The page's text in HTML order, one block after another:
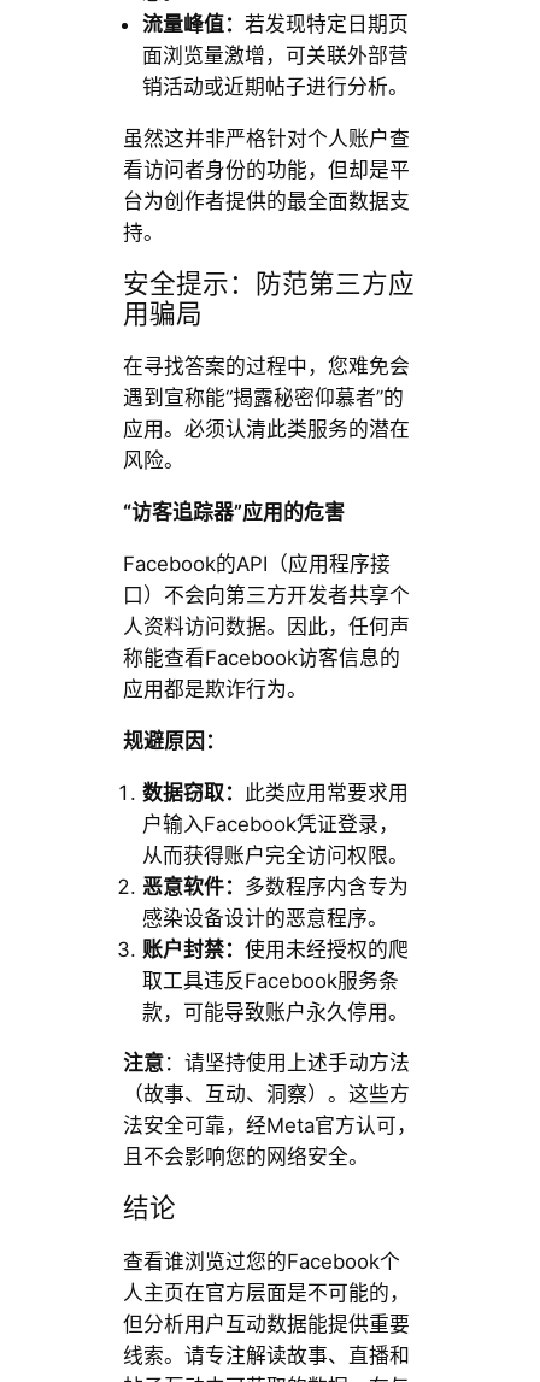
流量峰值： 若发现特定日期页
面浏览量激增，可关联外部营
销活动或近期帖子进行分析。
虽然这并非严格针对个人账户查
看访问者身份的功能，但却是平
台为创作者提供的最全面数据支
持。
安全提示：防范第三方应
用骗局
在寻找答案的过程中，您难免会
遇到宣称能“揭露秘密仰慕者”的
应用。必须认清此类服务的潜在
风险。
“访客追踪器”应用的危害
Facebook的API（应用程序接
口）不会向第三方开发者共享个
人资料访问数据。因此，任何声
称能查看Facebook访客信息的
应用都是欺诈行为。
规避原因：
数据窃取：
此类应用常要求用
户输入Facebook凭证登录，
从而获得账户完全访问权限。
恶意软件： 多数程序内含专为
感染设备设计的恶意程序。
账户封禁： 使用未经授权的爬
取工具违反Facebook服务条
款，可能导致账户永久停用。
注意：请坚持使用上述手动方法
（故事、互动、洞察）。这些方
法安全可靠，经Meta官方认可，
且不会影响您的网络安全。
结论
查看谁浏览过您的Facebook个
人主页在官方层面是不可能的，
但分析用户互动数据能提供重要
线索。请专注解读故事、直播和